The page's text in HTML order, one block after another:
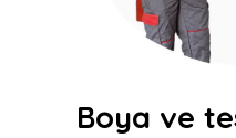
Boya ve